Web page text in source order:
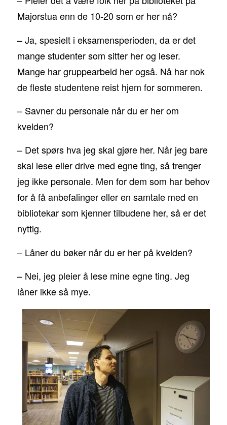
Majorstua enn de 10-20 som er her nå?
– Ja, spesielt i eksamensperioden, da er det
mange studenter som sitter her og leser.
Mange har gruppearbeid her også. Nå har nok
de fleste studentene reist hjem for sommeren.
– Savner du personale når du er her om
kvelden?
– Det spørs hva jeg skal gjøre her. Når jeg bare
skal lese eller drive med egne ting, så trenger
jeg ikke personale. Men for dem som har behov
for å få anbefalinger eller en samtale med en
bibliotekar som kjenner tilbudene her, så er det
nyttig.
– Låner du bøker når du er her på kvelden?
– Nei, jeg pleier å lese mine egne ting. Jeg
låner ikke så mye.